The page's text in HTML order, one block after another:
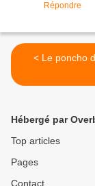
Répondre
< Le poncho
Hébergé par
Top articles
Pages
Contact